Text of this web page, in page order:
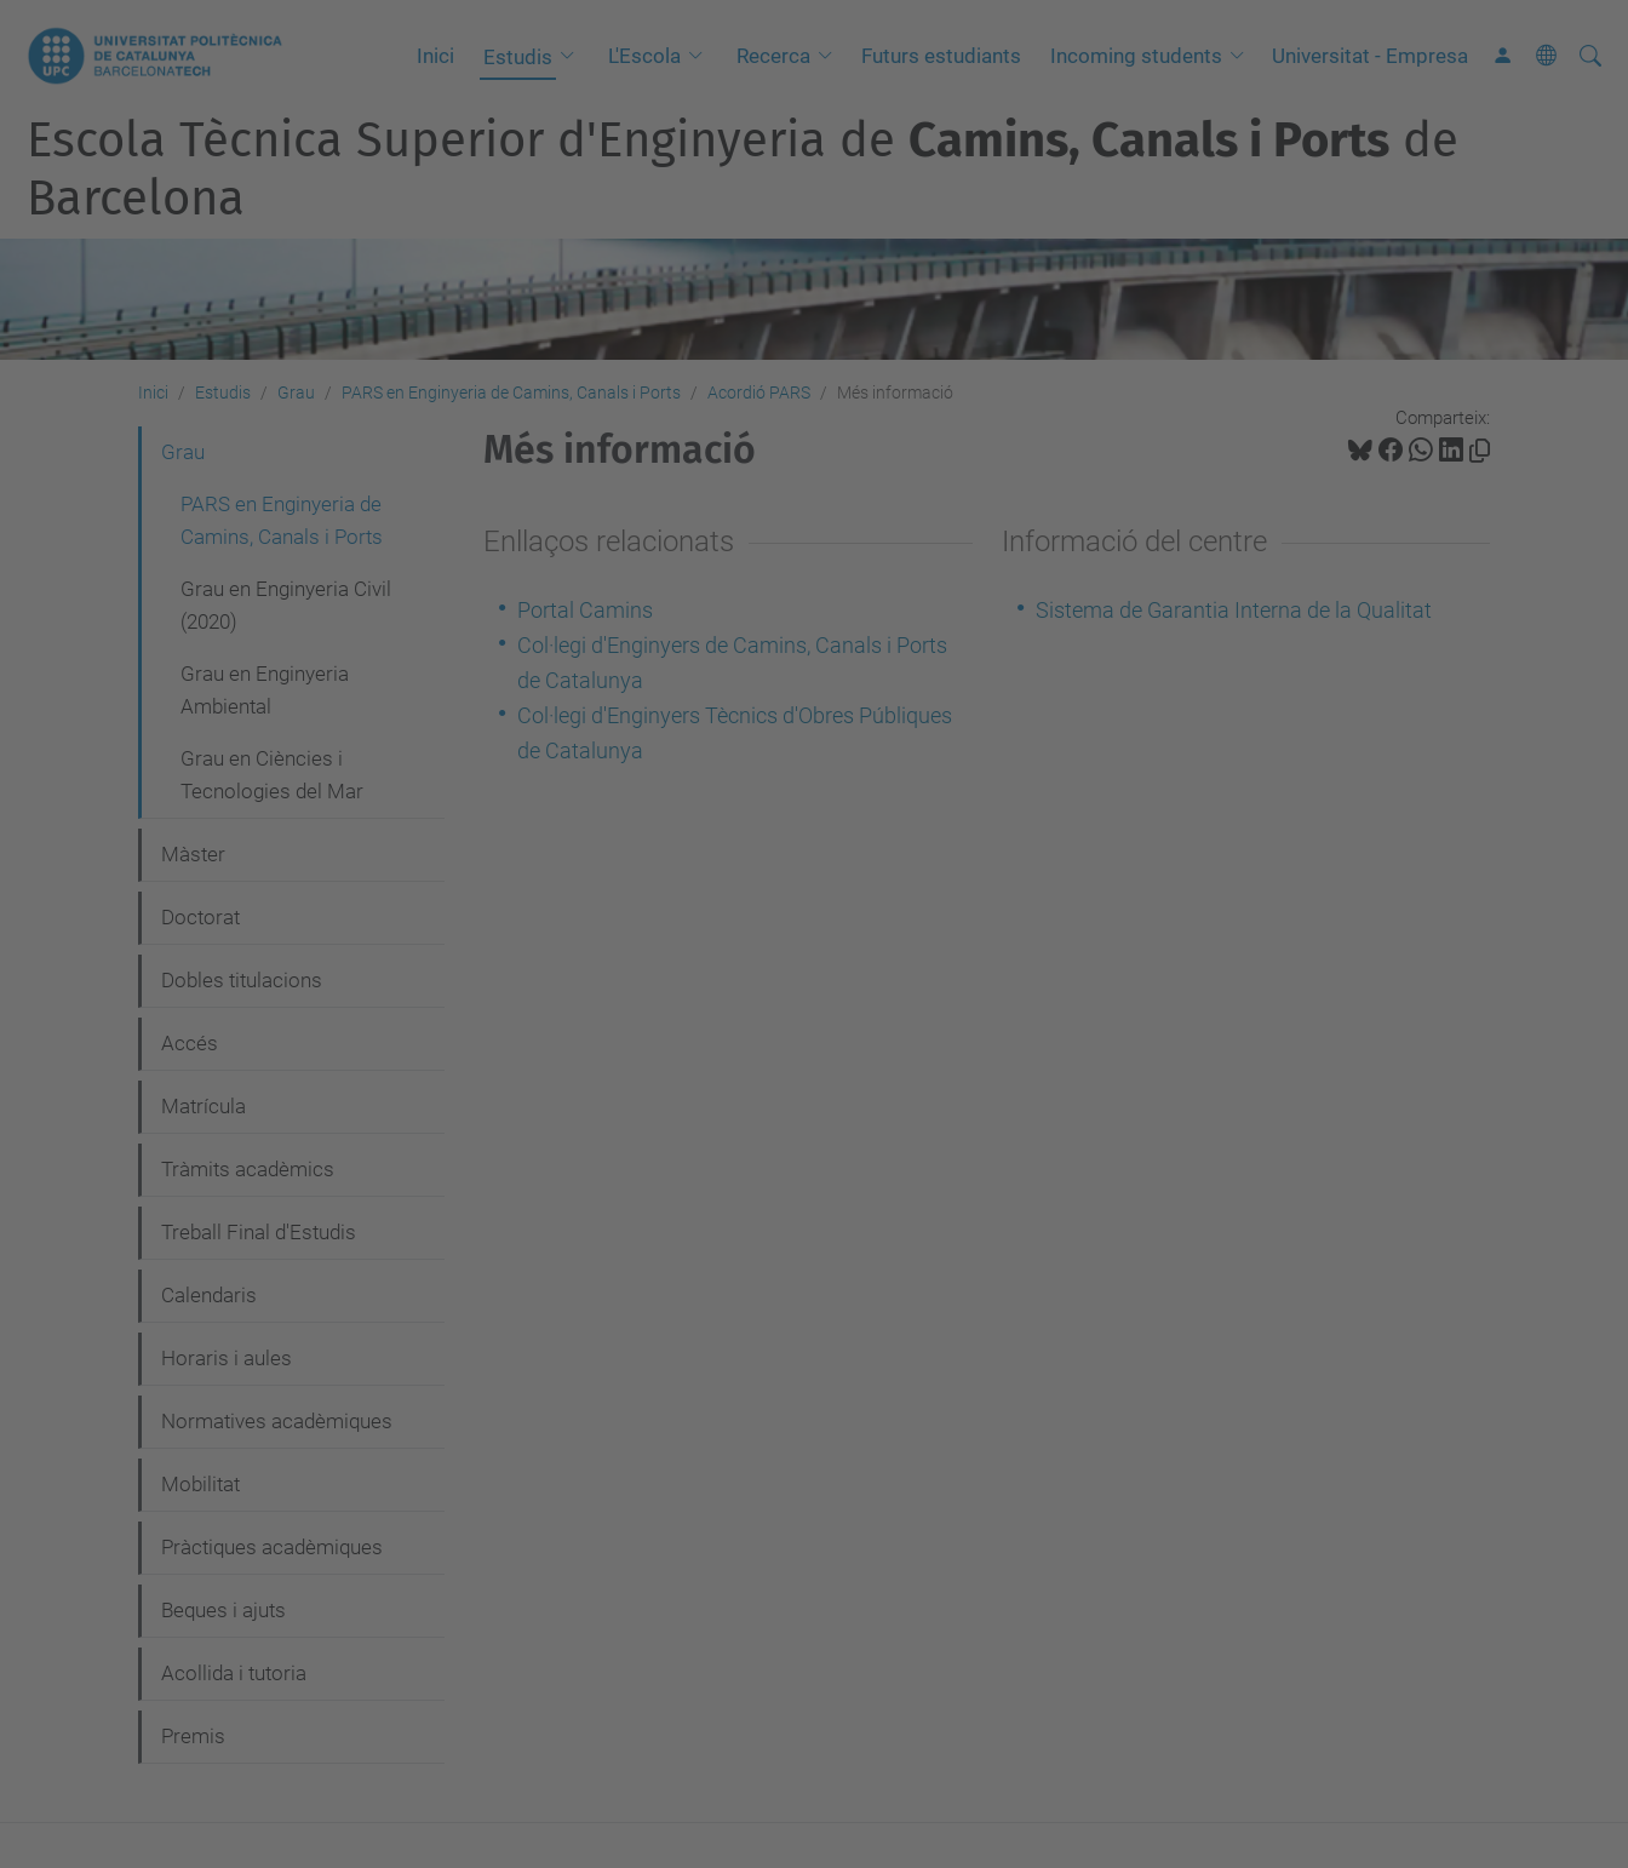
Inici Estudis L'Escola Recerca Futurs estudiants Incoming students Universitat - Empresa Cerca
C
v
a
Escola Tècnica Superior d'Enginyeria de Camins, Canals i Portsde
Barcelona
Inici Estudis Grau PARS en Enginyeria de Camins, Canals i Ports Acordió PARS Més informació
Comparteix:
Més informació
Enllaços relacionats
Portal Camins
Col·legi d'Enginyers de Camins, Canals i Ports
de Catalunya
Col·legi d'Enginyers Tècnics d'Obres Públiques
de Catalunya
Informació del centre
Sistema de Garantia Interna de la Qualitat
Grau
PARS en Enginyeria de
Camins, Canals i Ports
Grau en Enginyeria Civil
(2020)
Grau en Enginyeria
Ambiental
Grau en Ciències i
Tecnologies del Mar
Màster
Doctorat
Dobles titulacions
Accés
Matrícula
Tràmits acadèmics
Treball Final d'Estudis
Calendaris
Horaris i aules
Normatives acadèmiques
Mobilitat
Pràctiques acadèmiques
Beques i ajuts
Acollida i tutoria
Premis